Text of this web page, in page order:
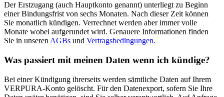
Der Erstzugang (auch Hauptkonto genannt) unterliegt zu Beginn
einer Bindungsfrist von sechs Monaten. Nach dieser Zeit können
Sie monatlich kündigen. Verrechnet werden aber immer volle
Monate wobei aufgerundet wird. Genauere Informationen finden
Sie in unseren AGBs und Vertragsbedingungen.
Was passiert mit meinen Daten wenn ich kündige?
Bei einer Kündigung ihrerseits werden sämtliche Daten auf Ihrem
VERPURA-Konto gelöscht. Für den Datenexport, sofern Sie Ihre